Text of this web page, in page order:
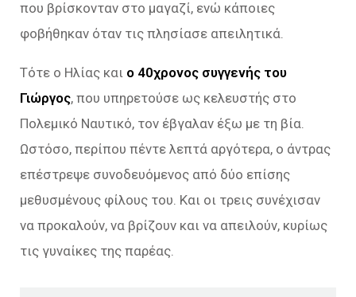
που βρίσκονταν στο μαγαζί, ενώ κάποιες
φοβήθηκαν όταν τις πλησίασε απειλητικά.
Τότε ο Ηλίας και ο 40χρονος συγγενής του
Γιώργος, που υπηρετούσε ως κελευστής στο
Πολεμικό Ναυτικό, τον έβγαλαν έξω με τη βία.
Ωστόσο, περίπου πέντε λεπτά αργότερα, ο άντρας
επέστρεψε συνοδευόμενος από δύο επίσης
μεθυσμένους φίλους του. Και οι τρεις συνέχισαν
να προκαλούν, να βρίζουν και να απειλούν, κυρίως
τις γυναίκες της παρέας.